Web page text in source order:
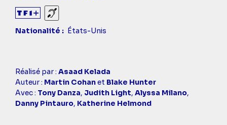
Sourds et malentendants
Nationalité
États-Unis
Casting
simba
Réalisé par : Asaad Kelada
Auteur : Martin Cohanet Blake Hunter
Avec : Tony Danza, Judith Light, Alyssa Milano,
Danny Pintauro, Katherine Helmond